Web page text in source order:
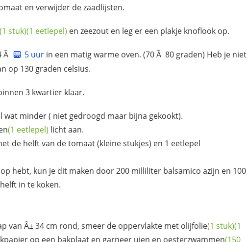
en verwijder de zaadlijsten.
(1 stuk)(1 eetlepel) en zeezout en leg er een plakje knoflook op.
Ã 5 uur in een matig warme oven. (70 Ã 80 graden) Heb je niet
op 130 graden celsius.
3 kwartier klaar.
wat minder ( niet gedroogd maar bijna gekookt).
(1 eetlepel) licht aan.
de helft van de tomaat (kleine stukjes) en 1 eetlepel
hebt, kun je dit maken door 200 milliliter balsamico azijn en 100
in te koken.
van Â± 34 cm rond, smeer de oppervlakte met olijfolie(1 stuk)(1
op een bakplaat en garneer uien en oesterzwammen(150